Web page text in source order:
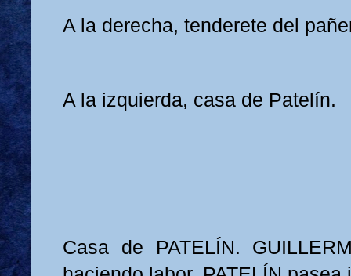
A la derecha, tenderete del
A la izquierda, casa de Patelín.
Casa de PATELÍN.